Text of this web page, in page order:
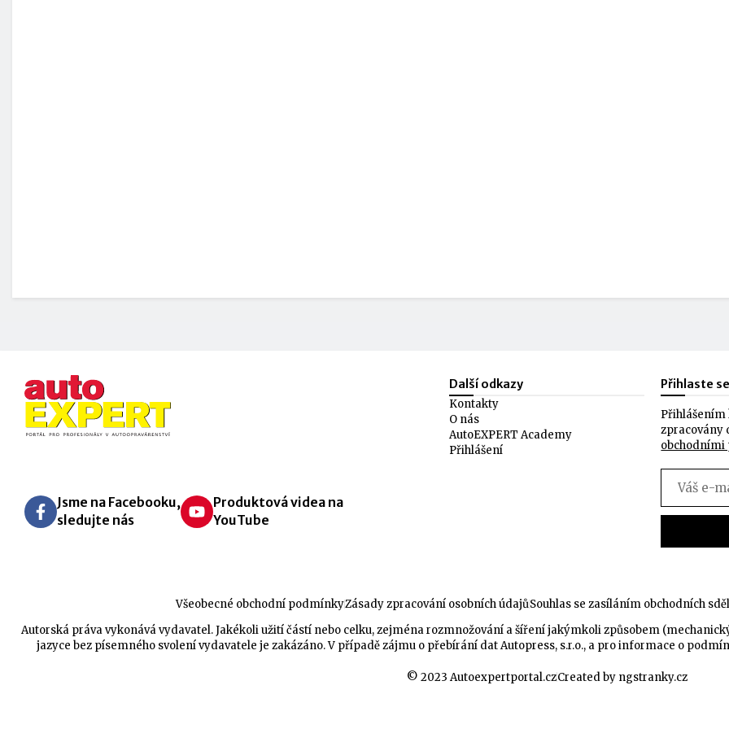
Další odkazy
Kontakty
O nás
AutoEXPERT Academy
Přihlášení
Přihlaste
Přihlášením
zpracovány
Jsme na Facebooku,
sledujte nás
Produktová videa na
YouTube
Všeobecné obchodní podmínkyZásady zpracování osobních údajůSouhlas se zasíláním obchodních
Autorská práva vykonává vydavatel. Jakékoli užití částí nebo celku, zejména rozmnožování a šíření jakýmkoli způsobem
jazyce bez písemného svolení vydavatele je zakázáno. V případě zájmu o přebírání dat Autopress, s.r.o., a pro informace o
© 2023 Autoexpertportal.czCreated by ngstranky.cz